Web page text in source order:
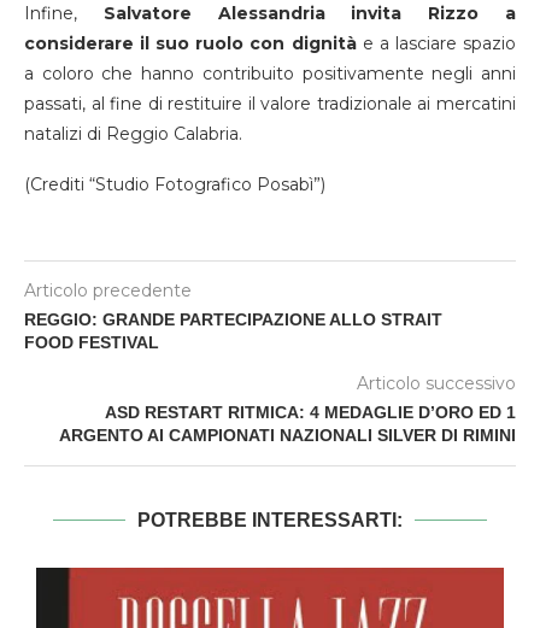
Infine, Salvatore Alessandria invita Rizzo a
considerare il suo ruolo con dignitàe a lasciare spazio
a coloro che hanno contribuito positivamente negli anni
passati, al fine di restituire il valore tradizionale ai mercatini
natalizi di Reggio Calabria.
(Crediti “Studio Fotografico Posabì”)
Articolo precedente
REGGIO: GRANDE PARTECIPAZIONE ALLO STRAIT
FOOD FESTIVAL
Articolo successivo
ASD RESTART RITMICA: 4 MEDAGLIE D’ORO ED 1
ARGENTO AI CAMPIONATI NAZIONALI SILVER DI RIMINI
POTREBBE INTERESSARTI: